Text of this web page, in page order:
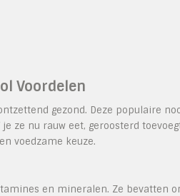
Voordelen
gezond. Deze populaire
ze nu rauw eet, geroosterd
voedzame keuze.
en mineralen. Ze bevatten